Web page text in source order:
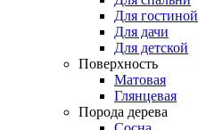
Для гостиной
Для дачи
Для детской
Поверхность
Матовая
Глянцевая
Порода дерева